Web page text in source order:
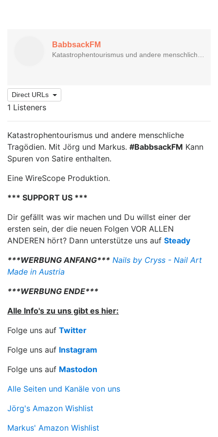
Direct URLs
1 Listeners
Katastrophentourismus und andere menschliche
Tragödien. Mit Jörg und Markus. #BabbsackFM Kann
Spuren von Satire enthalten.
Eine WireScope Produktion.
*** SUPPORT US ***
Dir gefällt was wir machen und Du willst einer der
ersten sein, der die neuen Folgen VOR ALLEN
ANDEREN hört? Dann unterstütze uns auf Steady
***WERBUNG ANFANG*** Nails by Cryss - Nail Art
Made in Austria
***WERBUNG ENDE***
Alle Info's zu uns gibt es hier:
Folge uns auf Twitter
Folge uns auf Instagram
Folge uns auf Mastodon
Alle Seiten und Kanäle von uns
Jörg's Amazon Wishlist
Markus' Amazon Wishlist